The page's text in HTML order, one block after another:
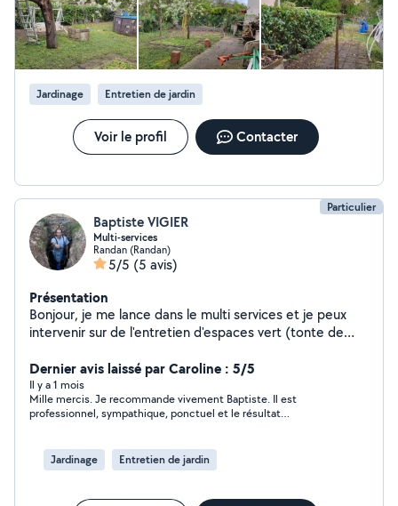
Jardinage Entretien de jardin
Voir le profil Contacter
Particulier
Baptiste VIGIER
Multi-services
Randan (Randan)
5/5 (5 avis)
Présentation
Bonjour, je me lance dans le multi services et je peux
intervenir sur de l'entretien d'espaces vert (tonte de
travaux, déménagement, démolition et nettoyage de
déchets.
Dernier avis laissé par Caroline : 5/5
Il y a 1 mois
Mille mercis. Je recommande vivement Baptiste. Il est
professionnel, sympathique, ponctuel et le résultat
Jardinage Entretien de jardin